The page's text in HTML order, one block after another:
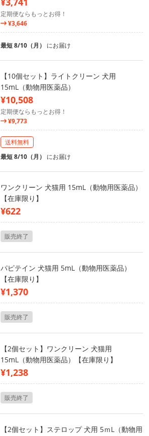
定期便ならもっとお得！
¥3,646
最短 8/10（月） にお届け
【10個セット】ライトクリーン 犬用
15mL（動物用医薬品）
¥10,508
定期便ならもっとお得！
¥9,773
送料無料
最短 8/10（月） にお届け
ワンクリーン 犬猫用 15mL（動物用医薬品）
【在庫限り】
¥622
販売終了
パピテイン 犬猫用 5mL（動物用医薬品）
【在庫限り】
¥1,370
販売終了
【2個セット】ワンクリーン 犬猫用
15mL（動物用医薬品）【在庫限り】
¥1,238
販売終了
【2個セット】ステロップ 犬用 5ｍL（動物用